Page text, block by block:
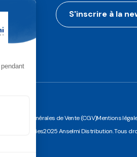
S'inscrire à la
Conditions Générales de Vente (CGV)Mentions
Gérer les cookies2025 Anselmi Distribution. Tous